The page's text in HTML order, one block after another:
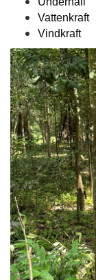
Vattenkraft
Vindkraft